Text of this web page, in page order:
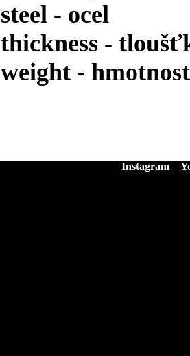
steel - ocel
thickness -
weight - hmotnost
Instagram